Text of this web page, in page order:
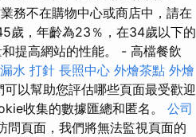
務不在購物中心或商店中，請在
歲，年齡為23％，在34歲以下的
提高網站的性能。 - 高檔餐飲
漏水 打針 長照中心 外燴茶點 外燴
可以幫助您評估哪些頁面最受歡迎
收集的數據匯總和匿名。 公司
頁面，我們將無法監視頁面的